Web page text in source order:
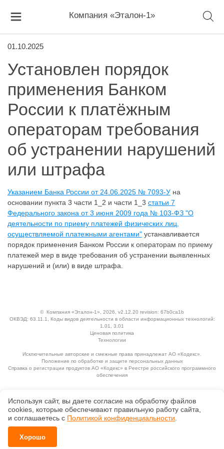
Компания «Эталон-1»
01.10.2025
Установлен порядок
применения Банком
России к платёжным
операторам требования
об устранении нарушений
или штрафа
Указанием Банка России от 24.06.2025 № 7093-У на
основании пункта 3 части 1_2 и части 1_3 статьи 7
Федерального закона от 3 июня 2009 года № 103-ФЗ "О
деятельности по приему платежей физических лиц,
осуществляемой платежными агентами" устанавливается
порядок применения Банком России к операторам по приему
платежей мер в виде требования об устранении выявленных
нарушений и (или) в виде штрафа.
© Компания «Эталон-1» , 2026, v2.12.20 revision: 67b0ca1b
ОКВЭД: 63.11.1, Коды видов деятельности в области информационных технологий:
1.01, 3.01
Ценовая политика
Технологии
Исключительные авторские и смежные права принадлежат АО «Кодекс».
Положение по обработке и защите персональных данных
Справка о регистрации продуктов АО «Кодекс» в Реестре российского программного
обеспечения
Используя сайт, вы даете согласие на обработку файлов
сооkiеs, которые обеспечивают правильную работу сайта,
и соглашаетесь с Политикой конфиденциальности
Хорошо